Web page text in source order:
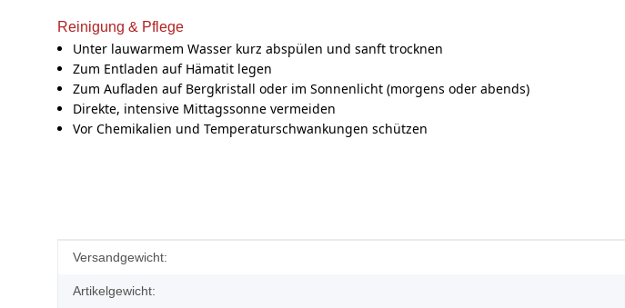
Reinigung & Pflege
Unter lauwarmem Wasser kurz abspülen und sanft trocknen
Zum Entladen auf Hämatit legen
Zum Aufladen auf Bergkristall oder im Sonnenlicht (morgens oder abends)
Direkte, intensive Mittagssonne vermeiden
Vor Chemikalien und Temperaturschwankungen schützen
Produkteigenschaft
Wert
Versandgewicht:
Artikelgewicht: